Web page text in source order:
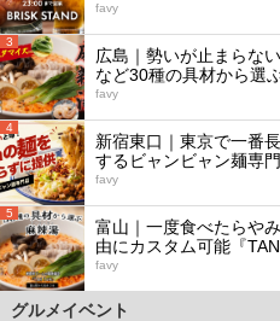
favy
3
広島｜勢いが止まらな
など30種の具材から選
favy
4
新宿東口｜東京で一番
するビャンビャン麺専
favy
5
富山｜一度食べたらや
由にカスタム可能『TAN
favy
グルメイベント